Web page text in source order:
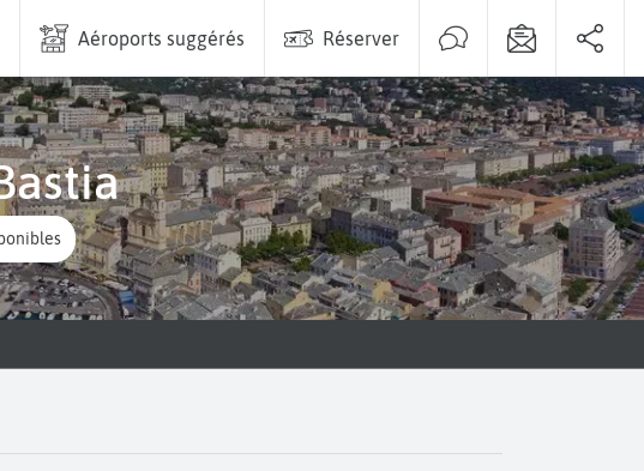
Aéroports suggérés Réserver